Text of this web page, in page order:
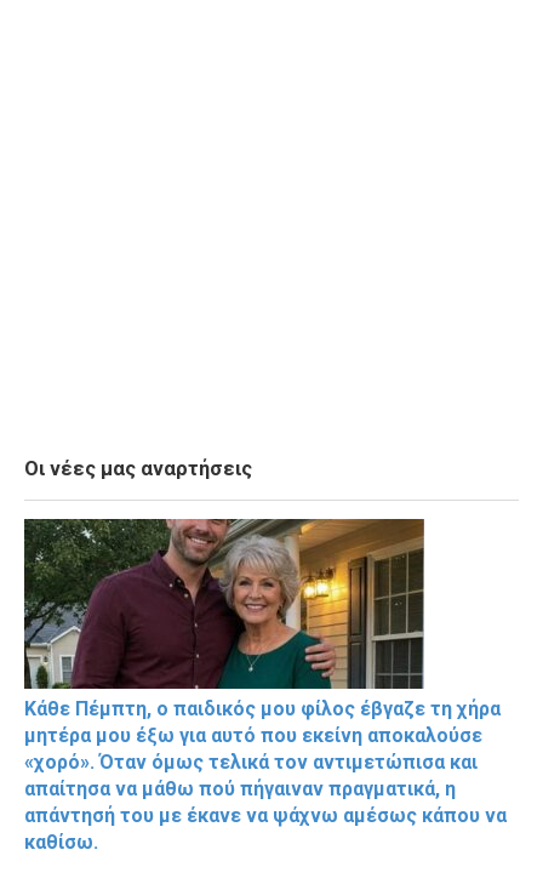
Οι νέες μας αναρτήσεις
Κάθε Πέμπτη, ο παιδικός μου φίλος έβγαζε τη χήρα
μητέρα μου έξω για αυτό που εκείνη αποκαλούσε
«χορό». Όταν όμως τελικά τον αντιμετώπισα και
απαίτησα να μάθω πού πήγαιναν πραγματικά, η
απάντησή του με έκανε να ψάχνω αμέσως κάπου να
καθίσω.